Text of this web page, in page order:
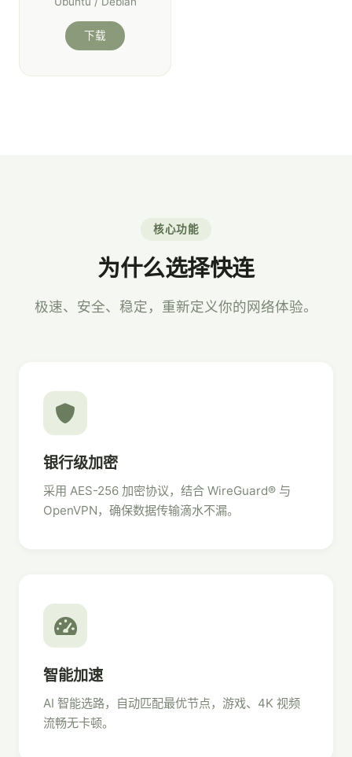
下载
核心功能
为什么选择快连
极速、安全、稳定，重新定义你的网络体验。
银行级加密
采用 AES-256 加密协议，结合 WireGuard® 与
OpenVPN，确保数据传输滴水不漏。
智能加速
AI 智能选路，自动匹配最优节点，游戏、4K 视频
流畅无卡顿。